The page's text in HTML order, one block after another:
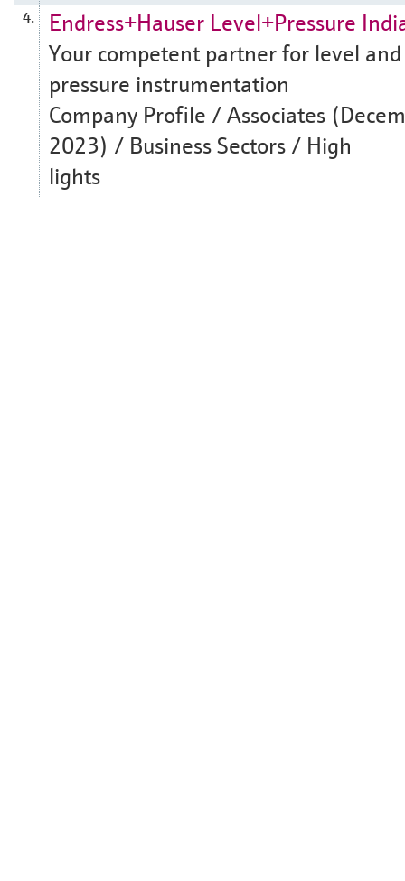
4.
Endress+Hauser Level+Pressure
Your competent partner for level and
pressure instrumentation
Company Profile / Associates
2023) / Business Sectors / High
lights